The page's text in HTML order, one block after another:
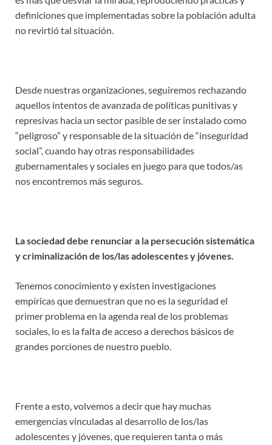
definiciones que implementadas sobre la población adulta
no revirtió tal situación.
Desde nuestras organizaciones, seguiremos rechazando
aquellos intentos de avanzada de políticas punitivas y
represivas hacia un sector pasible de ser instalado como
“peligroso” y responsable de la situación de “inseguridad
social”, cuando hay otras responsabilidades
gubernamentales y sociales en juego para que todos/as
nos encontremos más seguros.
La sociedad debe renunciar a la persecución sistemática
y criminalización de los/las adolescentes y jóvenes.
Tenemos conocimiento y existen investigaciones
empíricas que demuestran que no es la seguridad el
primer problema en la agenda real de los problemas
sociales, lo es la falta de acceso a derechos básicos de
grandes porciones de nuestro pueblo.
Frente a esto, volvemos a decir que hay muchas
emergencias vinculadas al desarrollo de los/las
adolescentes y jóvenes, que requieren tanta o más